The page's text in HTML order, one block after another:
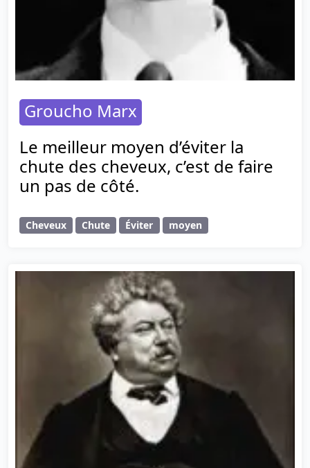
Groucho Marx
Le meilleur moyen d’éviter la
chute des cheveux, c’est de faire
un pas de côté.
Cheveux Chute Éviter moyen